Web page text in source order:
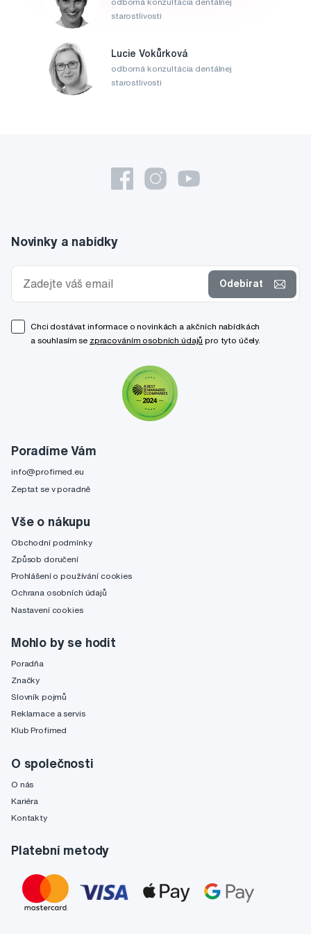
starostlivosti
Lucie Vokůrková
odborná konzultácia dentálnej
starostlivosti
Poradíme Vám
info@profimed.eu
Zeptat se v poradně
Vše o nákupu
Obchodní podmínky
Způsob doručení
Prohlášení o používání cookies
Ochrana osobních údajů
Nastavení cookies
Mohlo by se hodit
Poradňa
Značky
Slovník pojmů
Reklamace a servis
Klub Profimed
O společnosti
O nás
Kariéra
Kontakty
Platební metody
Novinky a nabídky
Odebírat
Chci dostávat informace o novinkách a akčních nabídkách
a souhlasím se zpracováním osobních údajů pro tyto účely.